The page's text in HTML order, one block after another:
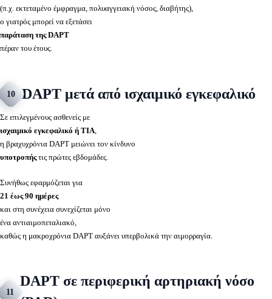
(π.χ. εκτεταμένο έμφραγμα, πολυαγγειακή νόσος, διαβήτης),
ο γιατρός μπορεί να εξετάσει
παράταση της DAPT
πέραν του έτους.
10 DAPT μετά από ισχαιμικό εγκεφαλικό
Σε επιλεγμένους ασθενείς με
ισχαιμικό εγκεφαλικό ή TIA,
η βραχυχρόνια DAPT μειώνει τον κίνδυνο
υποτροπήςτις πρώτες εβδομάδες.
Συνήθως εφαρμόζεται για
21 έως 90 ημέρες
και στη συνέχεια συνεχίζεται μόνο
ένα αντιαιμοπεταλιακό,
καθώς η μακροχρόνια DAPT αυξάνει υπερβολικά την αιμορραγία.
11
DAPT σε περιφερική αρτηριακή νόσο